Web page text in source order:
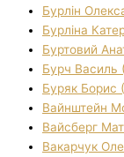
Бурлін
Бурліна
Буртовий
Бурч Василь
Буряк Борис
Вайнштейн
Вайсберг
Вакарчук